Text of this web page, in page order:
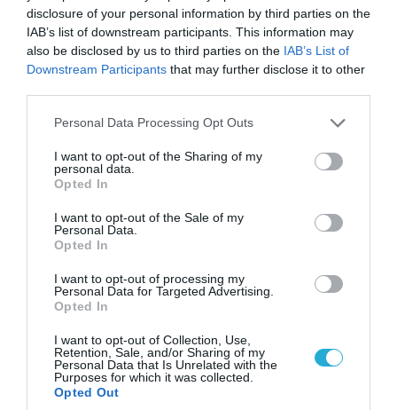
disclosure of your personal information by third parties on the
IAB’s list of downstream participants. This information may
also be disclosed by us to third parties on the IAB’s List of
Downstream Participants that may further disclose it to other
Please note that this website/app uses one or more Google
not limited to your visit or usage behaviour. You may click to
grant or deny consent to Google and its third-party tags to
use your data for below specified purposes in below Google
consent section.
Personal Data Processing Opt Outs
I want to opt-out of the Sharing of my
personal data.
Opted In
I want to opt-out of the Sale of my
Personal Data.
Opted In
I want to opt-out of processing my
Personal Data for Targeted Advertising.
Opted In
I want to opt-out of Collection, Use,
Retention, Sale, and/or Sharing of my
Personal Data that Is Unrelated with the
Purposes for which it was collected.
Opted Out
08.08.2026 | 09:02
«Η απόλυτη τραγωδία»: Η «αιχμηρή» ανάρτηση
07.08.2026 | 20:02